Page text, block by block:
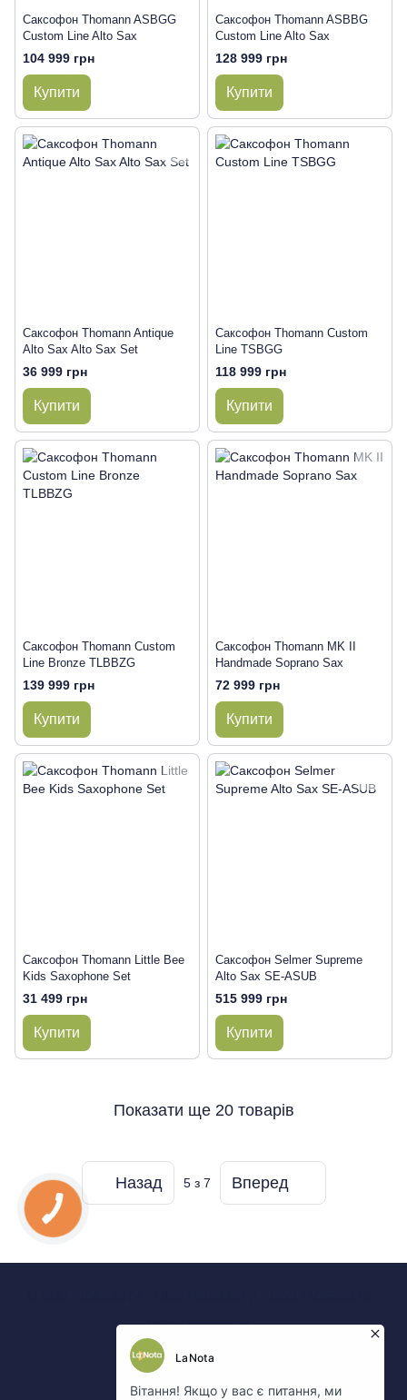
Саксофон Thomann ASBGG
Custom Line Alto Sax
104 999 грн
Купити
Саксофон Thomann ASBBG
Custom Line Alto Sax
128 999 грн
Купити
Саксофон Thomann Antique
Alto Sax Alto Sax Set
36 999 грн
Купити
Саксофон Thomann Custom
Line TSBGG
118 999 грн
Купити
Саксофон Thomann Custom
Line Bronze TLBBZG
139 999 грн
Купити
Саксофон Thomann MK II
Handmade Soprano Sax
72 999 грн
Купити
Саксофон Thomann Little Bee
Kids Saxophone Set
31 499 грн
Купити
Саксофон Selmer Supreme
Alto Sax SE-ASUB
515 999 грн
Купити
Показати ще 20 товарів
Назад 5з 7 Вперед
067 Показати
Контакти
Повна версія сайту